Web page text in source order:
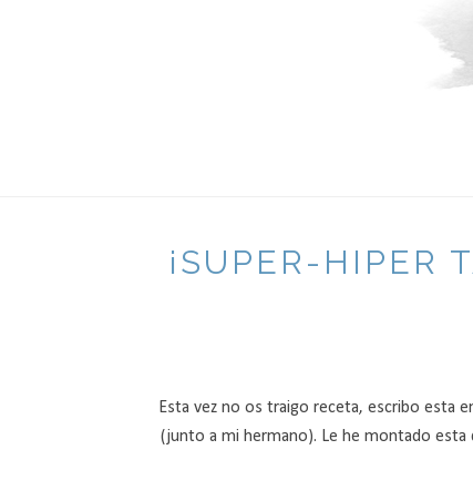
¡SUPER-HIPER
Esta vez no os traigo receta, escribo esta
(junto a mi hermano). Le he montado